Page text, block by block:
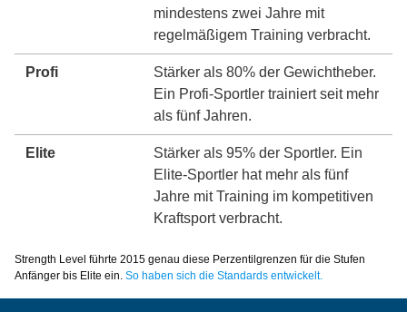
mindestens zwei Jahre mit
regelmäßigem Training verbracht.
Profi
Stärker als 80% der Gewichtheber.
Ein Profi-Sportler trainiert seit mehr
als fünf Jahren.
Elite
Stärker als 95% der Sportler. Ein
Elite-Sportler hat mehr als fünf
Jahre mit Training im kompetitiven
Kraftsport verbracht.
Strength Level führte 2015 genau diese Perzentilgrenzen für die Stufen
Anfänger bis Elite ein. So haben sich die Standards entwickelt.